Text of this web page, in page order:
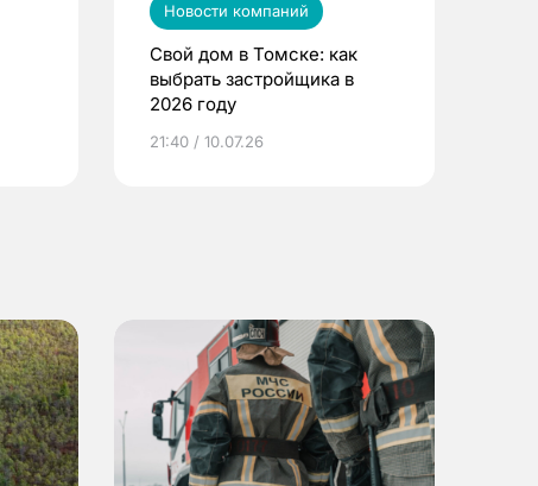
Новости компаний
Свой дом в Томске: как
выбрать застройщика в
2026 году
21:40 / 10.07.26